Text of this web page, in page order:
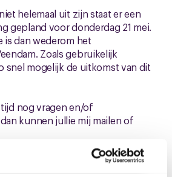
helemaal uit zijn staat er een
gepland voor donderdag 21 mei.
is dan wederom het
Zoals gebruikelijk
snel mogelijk de uitkomst van dit
nog vragen en/of
kunnen jullie mij mailen of